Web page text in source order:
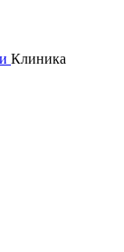
Клиника